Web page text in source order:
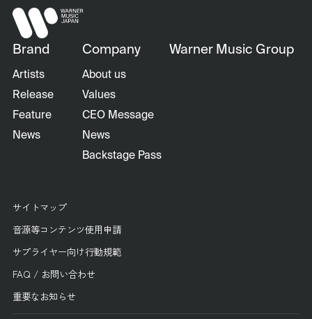
Brand
Artists
Release
Feature
News
Company
About us
Values
CEO Message
News
Backstage Pass
Warner Music Group
サイトマップ
音源等コンテンツ使用申請
サプライヤー向け行動規範
FAQ / お問い合わせ
重要なお知らせ